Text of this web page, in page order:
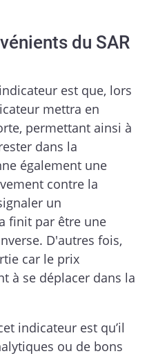
du SAR
est que, lors
mettra en
permettant ainsi à
dans la
également une
contre la
un
finit par être une
D'autres fois,
car le prix
à se déplacer dans la
indicateur est qu’il
ou de bons